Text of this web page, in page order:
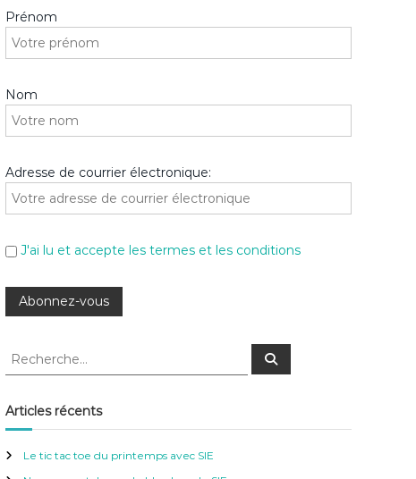
Prénom
Nom
Adresse de courrier électronique:
J'ai lu et accepte les termes et les conditions
R
h
e
c
R
c
Articles récents
Le tic tac toe du printemps avec SIE